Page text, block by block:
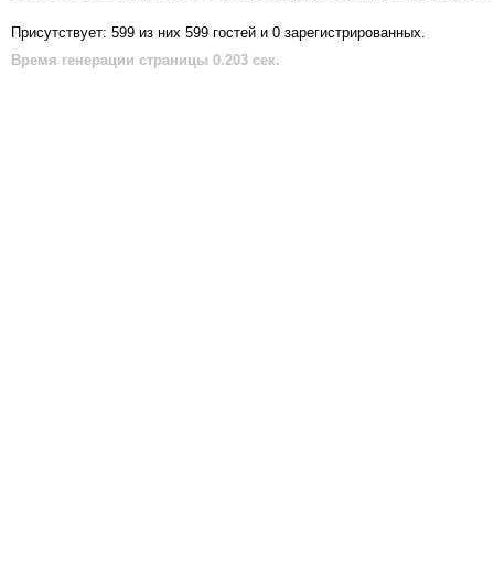
Присутствует: 599 из них 599 гостей и 0 зарегистрированных.
Время генерации страницы 0.203 сек.